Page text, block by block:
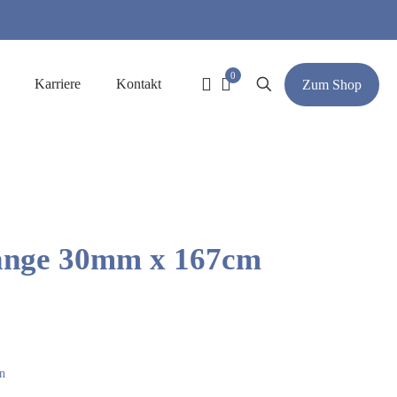
Karriere Kontakt
0
Zum Shop
30mm x 167cm